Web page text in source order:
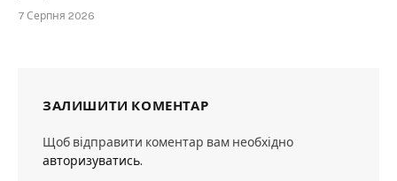
7 Серпня 2026
ЗАЛИШИТИ КОМЕНТАР
Щоб відправити коментар вам необхідно
авторизуватись.